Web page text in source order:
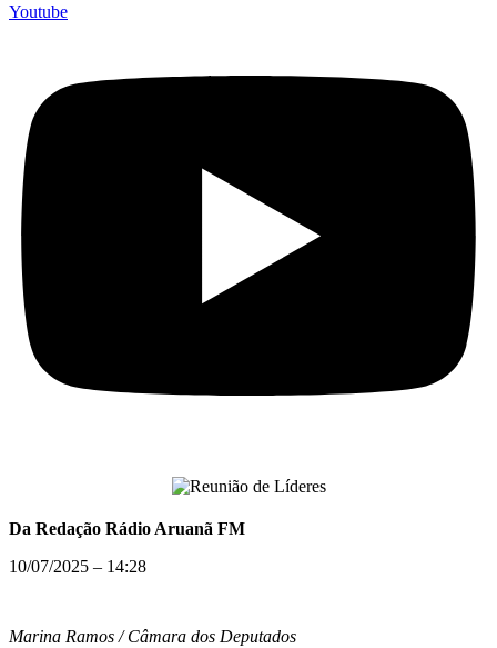
Youtube
Da Redação Rádio Aruanã FM
10/07/2025 – 14:28
Marina Ramos / Câmara dos Deputados